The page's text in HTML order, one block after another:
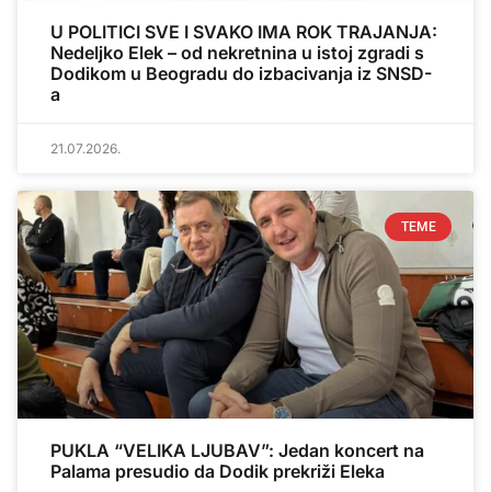
U POLITICI SVE I SVAKO IMA ROK TRAJANJA:
Nedeljko Elek – od nekretnina u istoj zgradi s
Dodikom u Beogradu do izbacivanja iz SNSD-
a
21.07.2026.
TEME
PUKLA “VELIKA LJUBAV”: Jedan koncert na
Palama presudio da Dodik prekriži Eleka